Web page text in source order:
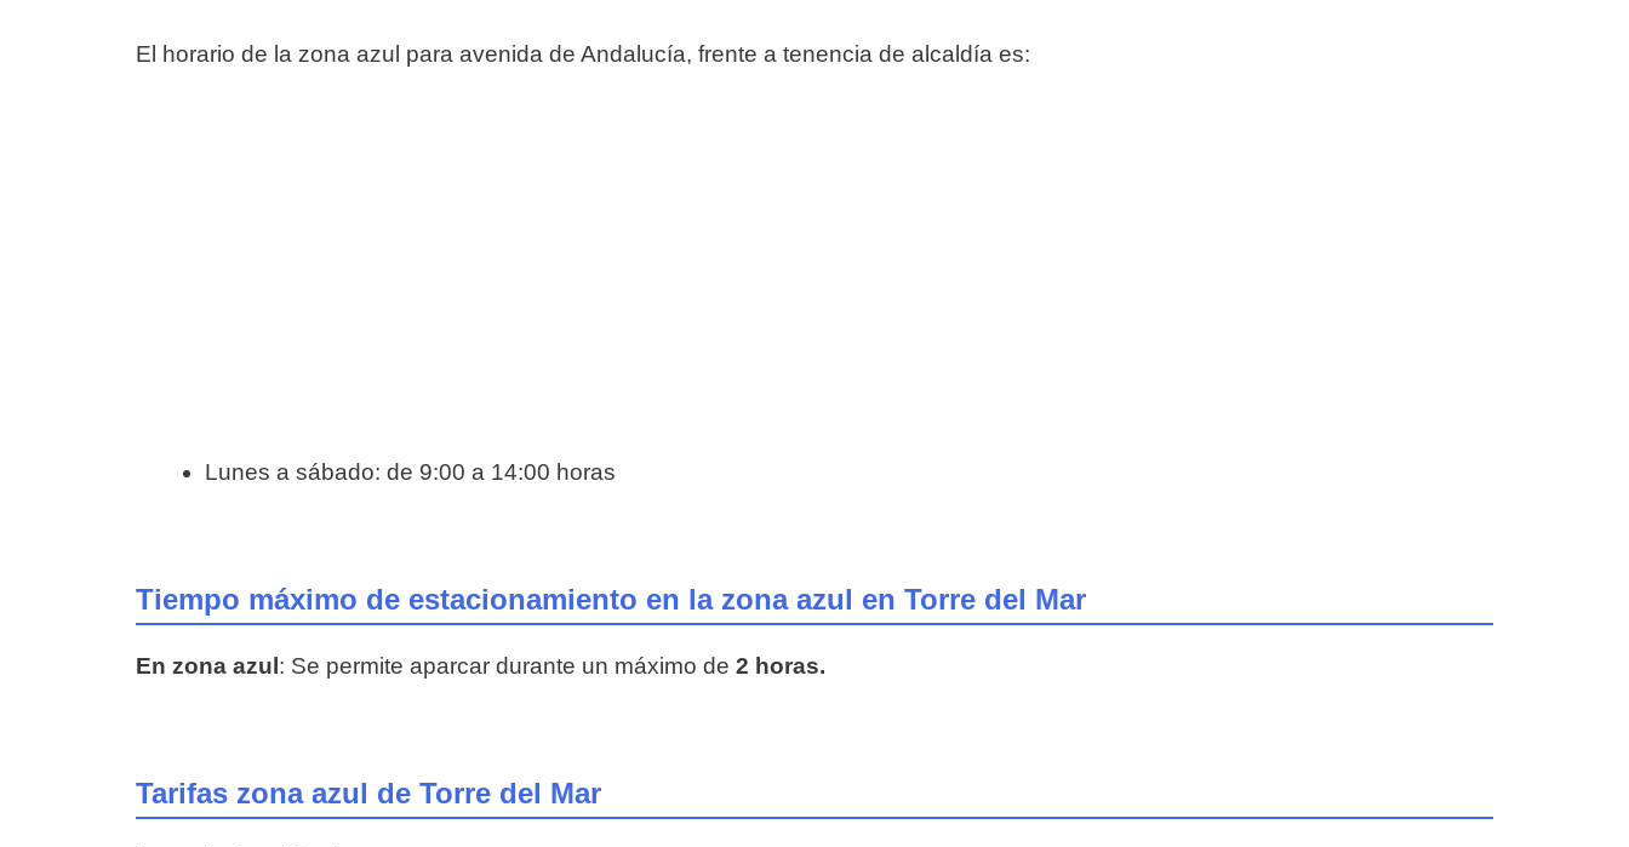
El horario de la zona azul para avenida de Andalucía, frente a tenencia de alcaldía es:
Lunes a sábado: de 9:00 a 14:00 horas
Tiempo máximo de estacionamiento en la zona azul en Torre del Mar
En zona azul: Se permite aparcar durante un máximo de 2 horas.
Tarifas zona azul de Torre del Mar